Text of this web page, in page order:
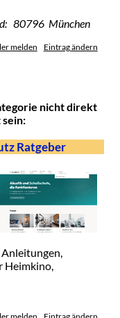
80796 München
melden Eintrag ändern
nicht direkt
Ratgeber
Heimkino,
melden Eintrag ändern